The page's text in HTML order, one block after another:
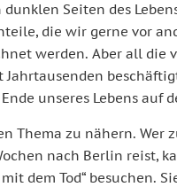
Seiten des
die wir gerne vor
werden. Aber all die
Jahrtausenden
unseres Lebens auf
Thema zu nähern. Wer
nach Berlin reist,
dem Tod“ besuchen.